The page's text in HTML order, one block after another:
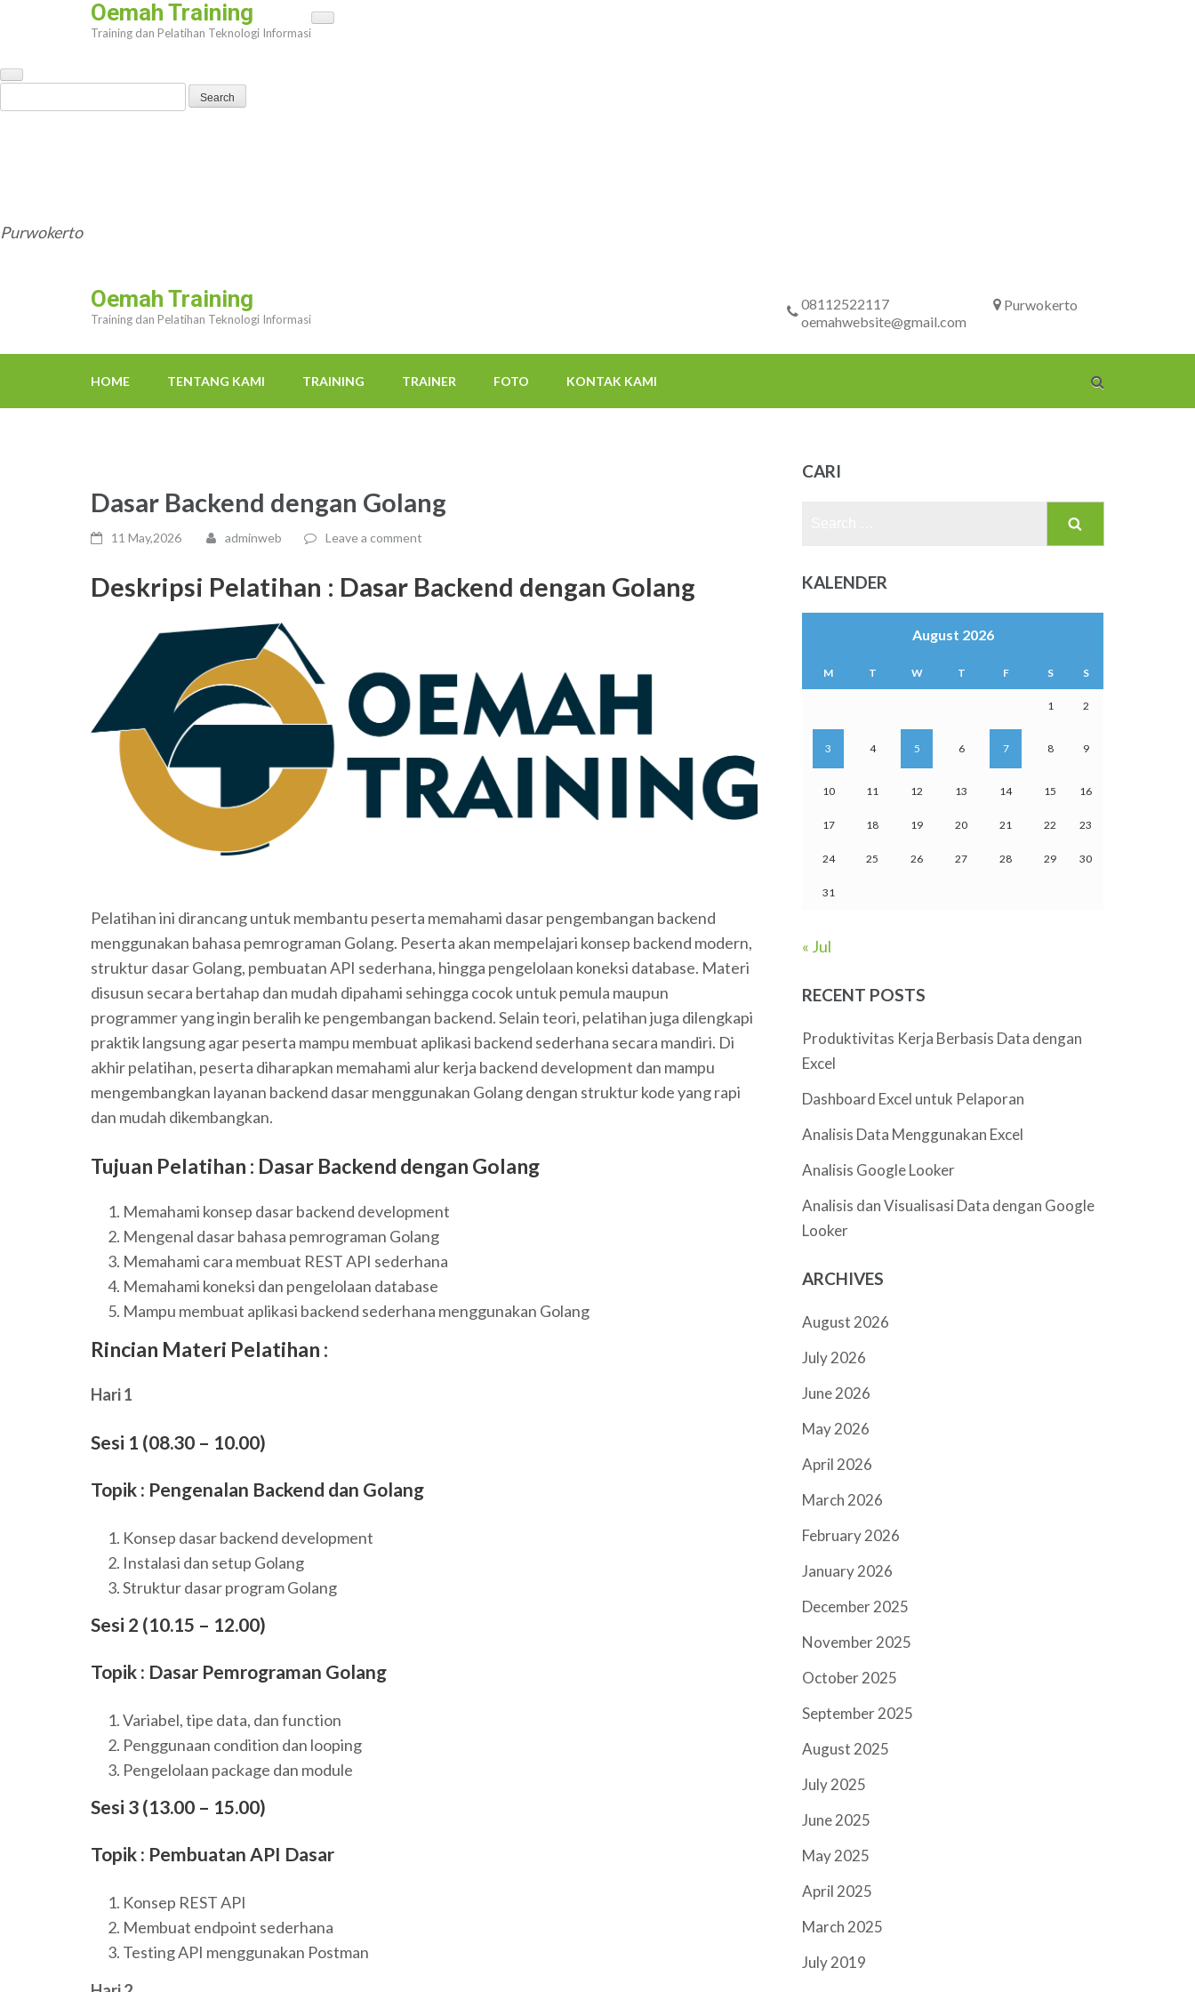
(Press
Enter)
Oemah Training
Training dan Pelatihan Teknologi Informasi
Purwokerto
Oemah Training
Training dan Pelatihan Teknologi Informasi
Purwokerto
08112522117
oemahwebsite@gmail.com
HOME TENTANG KAMI TRAINING TRAINER FOTO KONTAK KAMI
Dasar Backend dengan Golang
11 May,2026 adminweb Leave a comment
Deskripsi Pelatihan : Dasar Backend dengan Golang
Pelatihan ini dirancang untuk membantu peserta memahami dasar pengembangan backend
menggunakan bahasa pemrograman Golang. Peserta akan mempelajari konsep backend modern,
struktur dasar Golang, pembuatan API sederhana, hingga pengelolaan koneksi database. Materi
disusun secara bertahap dan mudah dipahami sehingga cocok untuk pemula maupun
programmer yang ingin beralih ke pengembangan backend. Selain teori, pelatihan juga dilengkapi
praktik langsung agar peserta mampu membuat aplikasi backend sederhana secara mandiri. Di
akhir pelatihan, peserta diharapkan memahami alur kerja backend development dan mampu
mengembangkan layanan backend dasar menggunakan Golang dengan struktur kode yang rapi
dan mudah dikembangkan.
Tujuan Pelatihan : Dasar Backend dengan Golang
Memahami konsep dasar backend development
Mengenal dasar bahasa pemrograman Golang
Memahami cara membuat REST API sederhana
Memahami koneksi dan pengelolaan database
Mampu membuat aplikasi backend sederhana menggunakan Golang
Rincian Materi Pelatihan :
Hari 1
Sesi 1 (08.30 – 10.00)
Topik : Pengenalan Backend dan Golang
Konsep dasar backend development
Instalasi dan setup Golang
Struktur dasar program Golang
Sesi 2 (10.15 – 12.00)
Topik : Dasar Pemrograman Golang
Variabel, tipe data, dan function
Penggunaan condition dan looping
Pengelolaan package dan module
Sesi 3 (13.00 – 15.00)
Topik : Pembuatan API Dasar
Konsep REST API
Membuat endpoint sederhana
Testing API menggunakan Postman
CARI
Search
KALENDER
August 2026
M T W T F S S
1 2
3 4 5 6 7 8 9
10 11 12 13 14 15 16
17 18 19 20 21 22 23
24 25 26 27 28 29 30
31
« Jul
RECENT POSTS
Produktivitas Kerja Berbasis Data dengan
Excel
Dashboard Excel untuk Pelaporan
Analisis Data Menggunakan Excel
Analisis Google Looker
Analisis dan Visualisasi Data dengan Google
Looker
ARCHIVES
August 2026
July 2026
June 2026
May 2026
April 2026
March 2026
February 2026
January 2026
December 2025
November 2025
October 2025
September 2025
August 2025
July 2025
June 2025
May 2025
April 2025
March 2025
July 2019